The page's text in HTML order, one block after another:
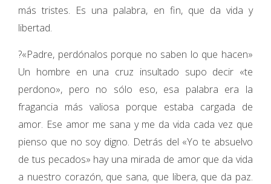
más tristes. Es una palabra, en fin, que da vida y
libertad.
?«Padre, perdónalos porque no saben lo que hacen»
Un hombre en una cruz insultado supo decir «te
perdono», pero no sólo eso, esa palabra era la
fragancia más valiosa porque estaba cargada de
amor. Ese amor me sana y me da vida cada vez que
pienso que no soy digno. Detrás del «Yo te absuelvo
de tus pecados» hay una mirada de amor que da vida
a nuestro corazón, que sana, que libera, que da paz.